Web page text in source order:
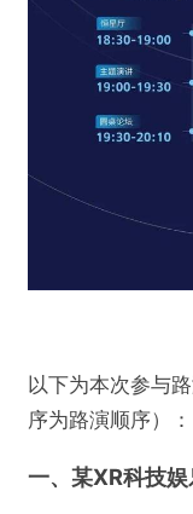
以下为本次参与
序为路演顺序）：
一、 某XR科技娱